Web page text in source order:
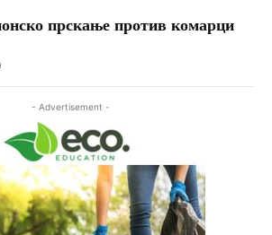
прскање против комарци
- Advertisement -